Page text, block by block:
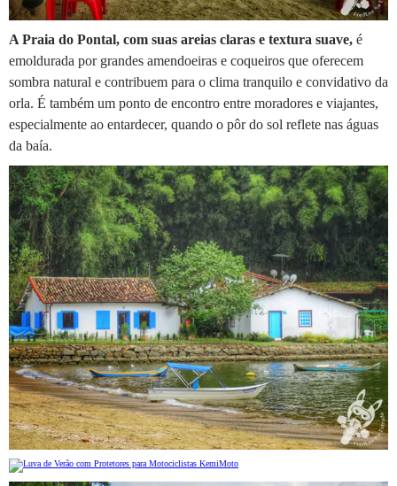
A Praia do Pontal, com suas areias claras e textura suave, é
emoldurada por grandes amendoeiras e coqueiros que oferecem
sombra natural e contribuem para o clima tranquilo e convidativo da
orla. É também um ponto de encontro entre moradores e viajantes,
especialmente ao entardecer, quando o pôr do sol reflete nas águas
da baía.